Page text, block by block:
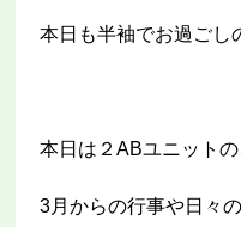
本日も半袖でお過ごし
本日は２ABユニット
3月からの行事や日々